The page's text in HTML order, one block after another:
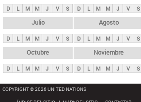
i
p
a
l
s
D L M M J V S D L M M J V S
Julio
D L M M J V S
Agosto
D L M M J V S
Octubre
D L M M J V S
Noviembre
D L M M J V S
COPYRIGHT © 2026 UNITED NATIONS